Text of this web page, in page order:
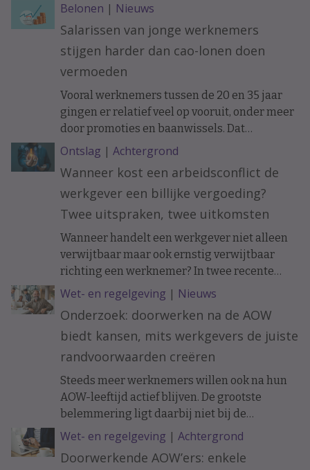
Belonen | Nieuws
Salarissen van jonge werknemers
stijgen harder dan cao-lonen doen
vermoeden
Vooral werknemers tussen de 20 en 35 jaar
gingen er relatief veel op vooruit, onder meer
door promoties en baanwissels. Dat
constateren economen van ABN Amro in
vakblad ESB, meldt De Telegraaf.
Ontslag | Achtergrond
Wanneer kost een arbeidsconflict de
werkgever een billijke vergoeding?
Twee uitspraken, twee uitkomsten
Wanneer handelt een werkgever niet alleen
verwijtbaar maar ook ernstig verwijtbaar
richting een werknemer? In twee recente
uitspraken werd de arbeidsovereenkomst
ontbonden op initiatief van de werknemer. In
het ene geval moest de werkgever een forse
billijke vergoeding betalen, in het andere
geval hoefde dat niet.
Wet- en regelgeving | Nieuws
Onderzoek: doorwerken na de AOW
biedt kansen, mits werkgevers de juiste
randvoorwaarden creëren
Steeds meer werknemers willen ook na hun
AOW-leeftijd actief blijven. De grootste
belemmering ligt daarbij niet bij de
doorwerkers zelf, maar bij de organisatie.
Wet- en regelgeving | Achtergrond
Doorwerkende AOW’ers: enkele